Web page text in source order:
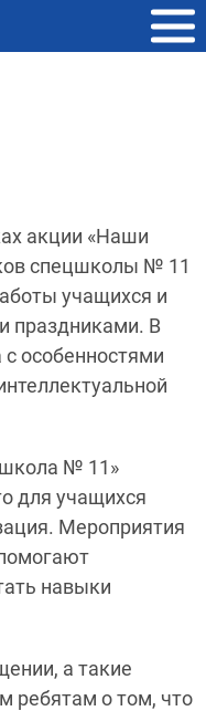
акции «Наши
спецшколы № 11
учащихся и
праздниками. В
особенностями
№ 11»
для учащихся
Мероприятия
навыки
а такие
ребятам о том, что